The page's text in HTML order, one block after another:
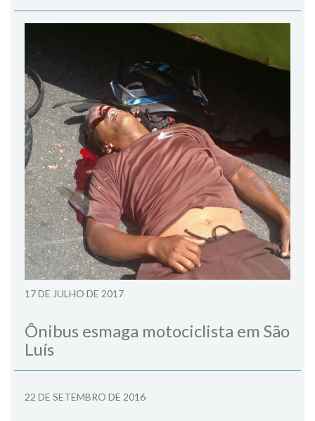
17 DE JULHO DE 2017
Ônibus esmaga motociclista em São
Luís
22 DE SETEMBRO DE 2016